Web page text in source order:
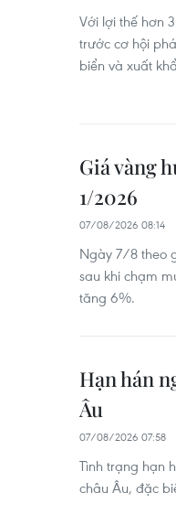
Với lợi thế hơn
trước cơ hội
biển và xuất
Giá vàng
1/2026
07/08/2026 08:14
Ngày 7/8 theo
sau khi chạm
tăng 6%.
Hạn hán
Âu
07/08/2026 07:58
Tình trạng hạn
châu Âu, đặc